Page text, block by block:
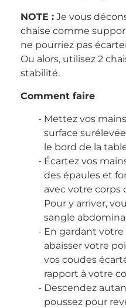
NOTE : Je vous
chaise comme
ne pourriez pas
Ou alors, utilisez 2
stabilité.
Comment faire
Mettez vos
surface
le bord de la
Écartez vos
des épaules et
avec votre corps
Pour y arriver,
sangle
En gardant
abaisser votre
vos coudes
rapport à votre
Descendez
poussez pour